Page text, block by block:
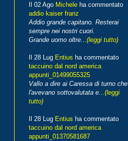
Il 02 Ago Michele ha commentato
addio kaiser franz
Addio grande capitano. Resterai
sempre nei nostri cuori.
Grande uomo oltre...(leggi tutto)
Il 28 Lug Entius ha commentato
taccuino dal nord america
appunti_01499055325
Vallo a dire ai Caressa di turno che
l'avevano sottovalutata e...(leggi
tutto)
Il 28 Lug Entius ha commentato
taccuino dal nord america
appunti_01370581687